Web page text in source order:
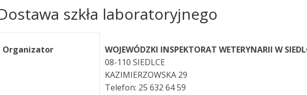
szkła laboratoryjnego
Organizator
WOJEWÓDZKI INSPEKTORAT WETERYNARII W
08-110 SIEDLCE
KAZIMIERZOWSKA 29
Telefon: 25 632 64 59